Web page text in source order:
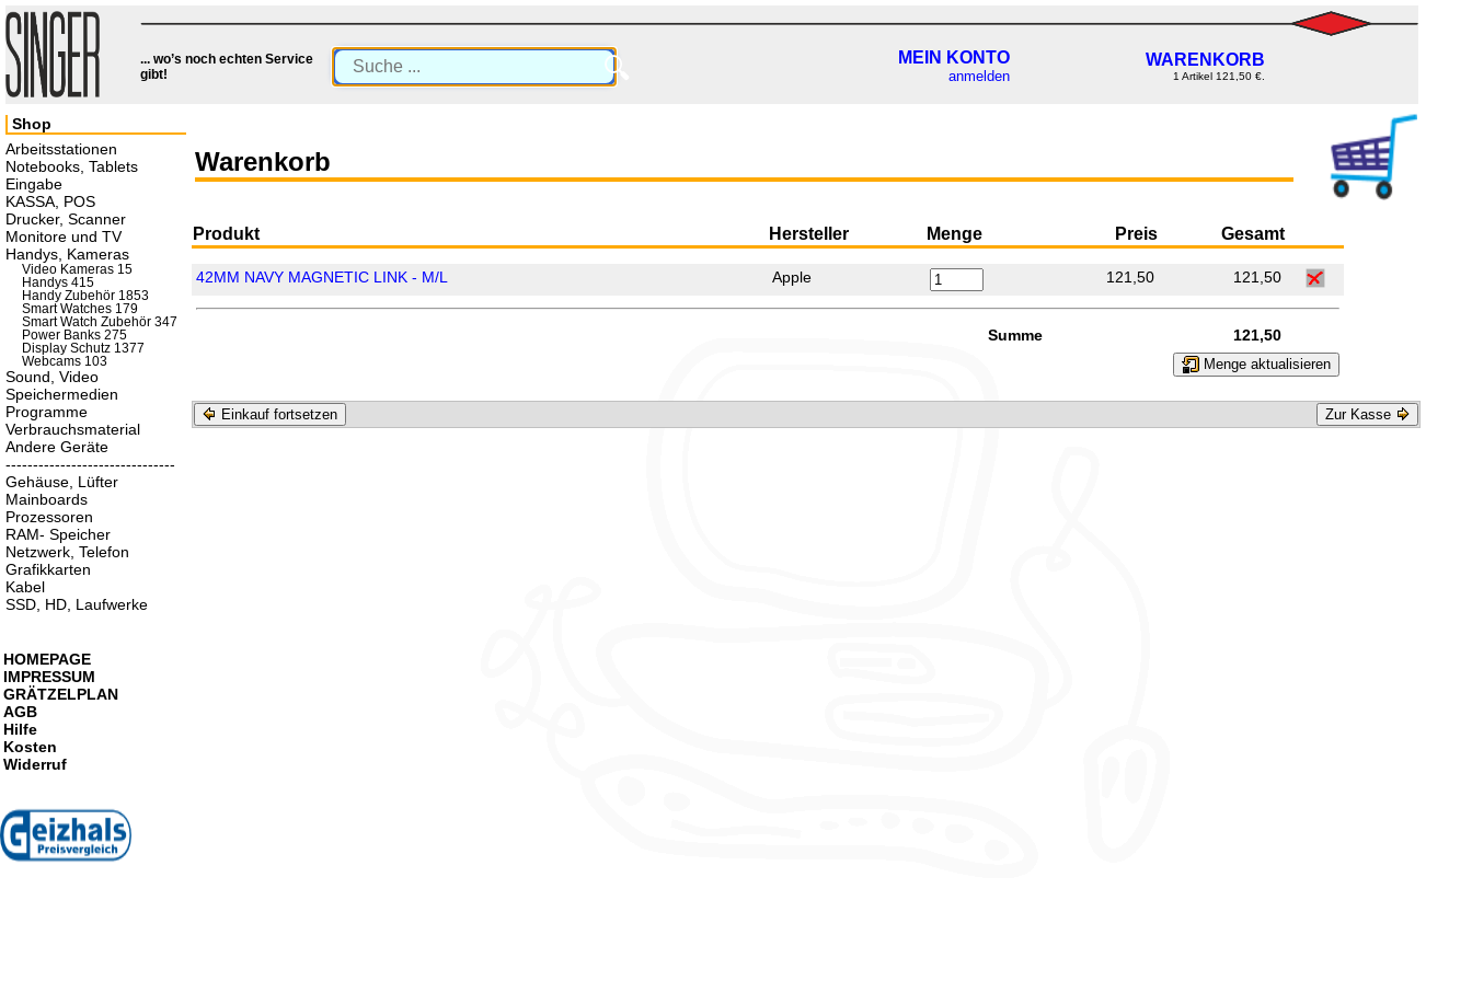
... wo’s noch echten Service
gibt!
🔍 MEIN KONTO
anmelden
WARENKORB
1 Artikel 121,50 €.
Warenkorb
Produkt Hersteller Menge Preis Gesamt
42MM NAVY MAGNETIC LINK - M/L Apple 121,50 121,50
Summe 121,50
Menge aktualisieren
Einkauf fortsetzen Zur Kasse
Shop
Arbeitsstationen
Notebooks, Tablets
Eingabe
KASSA, POS
Drucker, Scanner
Monitore und TV
Handys, Kameras
Video Kameras 15
Handys 415
Handy Zubehör 1853
Smart Watches 179
Smart Watch Zubehör 347
Power Banks 275
Display Schutz 1377
Webcams 103
Sound, Video
Speichermedien
Programme
Verbrauchsmaterial
Andere Geräte
-------------------------------
Gehäuse, Lüfter
Mainboards
Prozessoren
RAM- Speicher
Netzwerk, Telefon
Grafikkarten
Kabel
SSD, HD, Laufwerke
HOMEPAGE
IMPRESSUM
GRÄTZELPLAN
AGB
Hilfe
Kosten
Widerruf